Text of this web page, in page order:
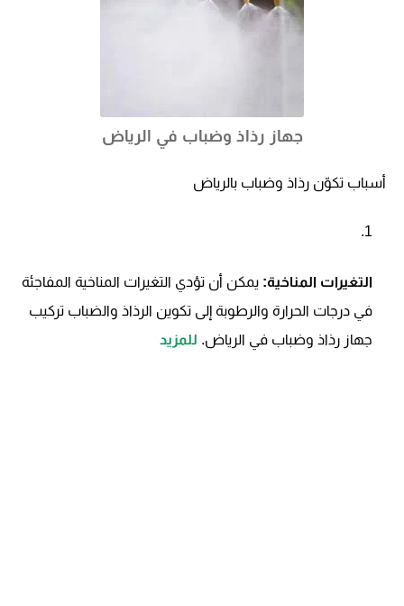
جهاز رذاذ وضباب في الرياض
أسباب تكوّن رذاذ وضباب بالرياض
التغيرات المناخية: يمكن أن تؤدي التغيرات المناخية المفاجئة
في درجات الحرارة والرطوبة إلى تكوين الرذاذ والضباب تركيب
جهاز رذاذ وضباب في الرياض. للمزيد